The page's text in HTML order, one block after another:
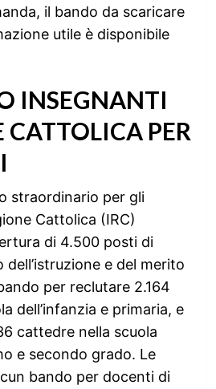
il bando da scaricare
utile è disponibile
INSEGNANTI
CATTOLICA PER
straordinario per gli
Cattolica (IRC)
di 4.500 posti di
e del merito
per reclutare 2.164
dell’infanzia e primaria, e
cattedre nella scuola
e secondo grado. Le
bando per docenti di